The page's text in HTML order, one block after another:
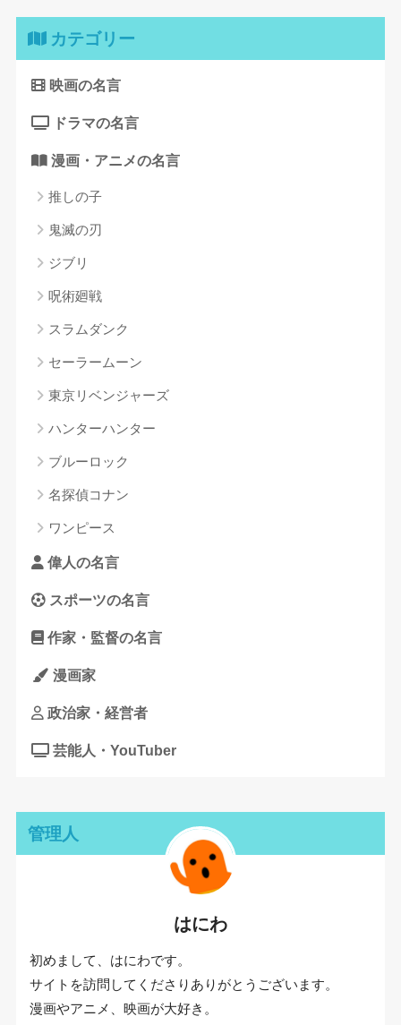
カテゴリー
映画の名言
ドラマの名言
漫画・アニメの名言
推しの子
鬼滅の刃
ジブリ
呪術廻戦
スラムダンク
セーラームーン
東京リベンジャーズ
ハンターハンター
ブルーロック
名探偵コナン
ワンピース
偉人の名言
スポーツの名言
作家・監督の名言
漫画家
政治家・経営者
芸能人・YouTuber
管理人
はにわ
初めまして、はにわです。
サイトを訪問してくださりありがとうございます。
漫画やアニメ、映画が大好き。